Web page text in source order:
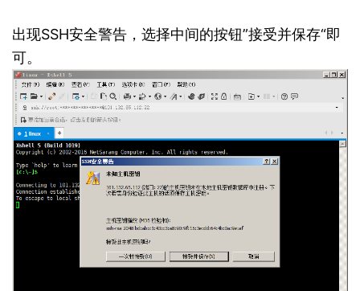
出现SSH安全警告，选择中间的按钮”接受并保存“即
可。